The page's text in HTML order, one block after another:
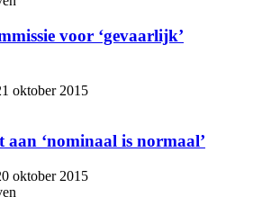
voor ‘gevaarlijk’
oktober 2015
aan ‘nominaal is normaal’
oktober 2015